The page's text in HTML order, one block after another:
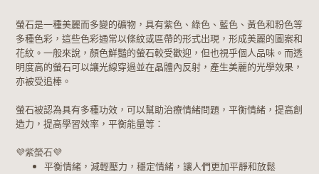
螢石是一種美麗而多變的礦物，具有紫色、綠色、藍色、黃色和粉色等
多種色彩，這些色彩通常以條紋或區帶的形式出現，形成美麗的圖案和
花紋。一般來說，顏色鮮豔的螢石較受歡迎，但也視乎個人品味。而透
明度高的螢石可以讓光線穿過並在晶體內反射，產生美麗的光學效果，
亦被受追棒。
螢石被認為具有多種功效，可以幫助治療情緒問題，平衡情緒，提高創
造力，提高學習效率，平衡能量等：
💜紫螢石💜
平衡情緒，減輕壓力，穩定情緒，讓人們更加平靜和放鬆